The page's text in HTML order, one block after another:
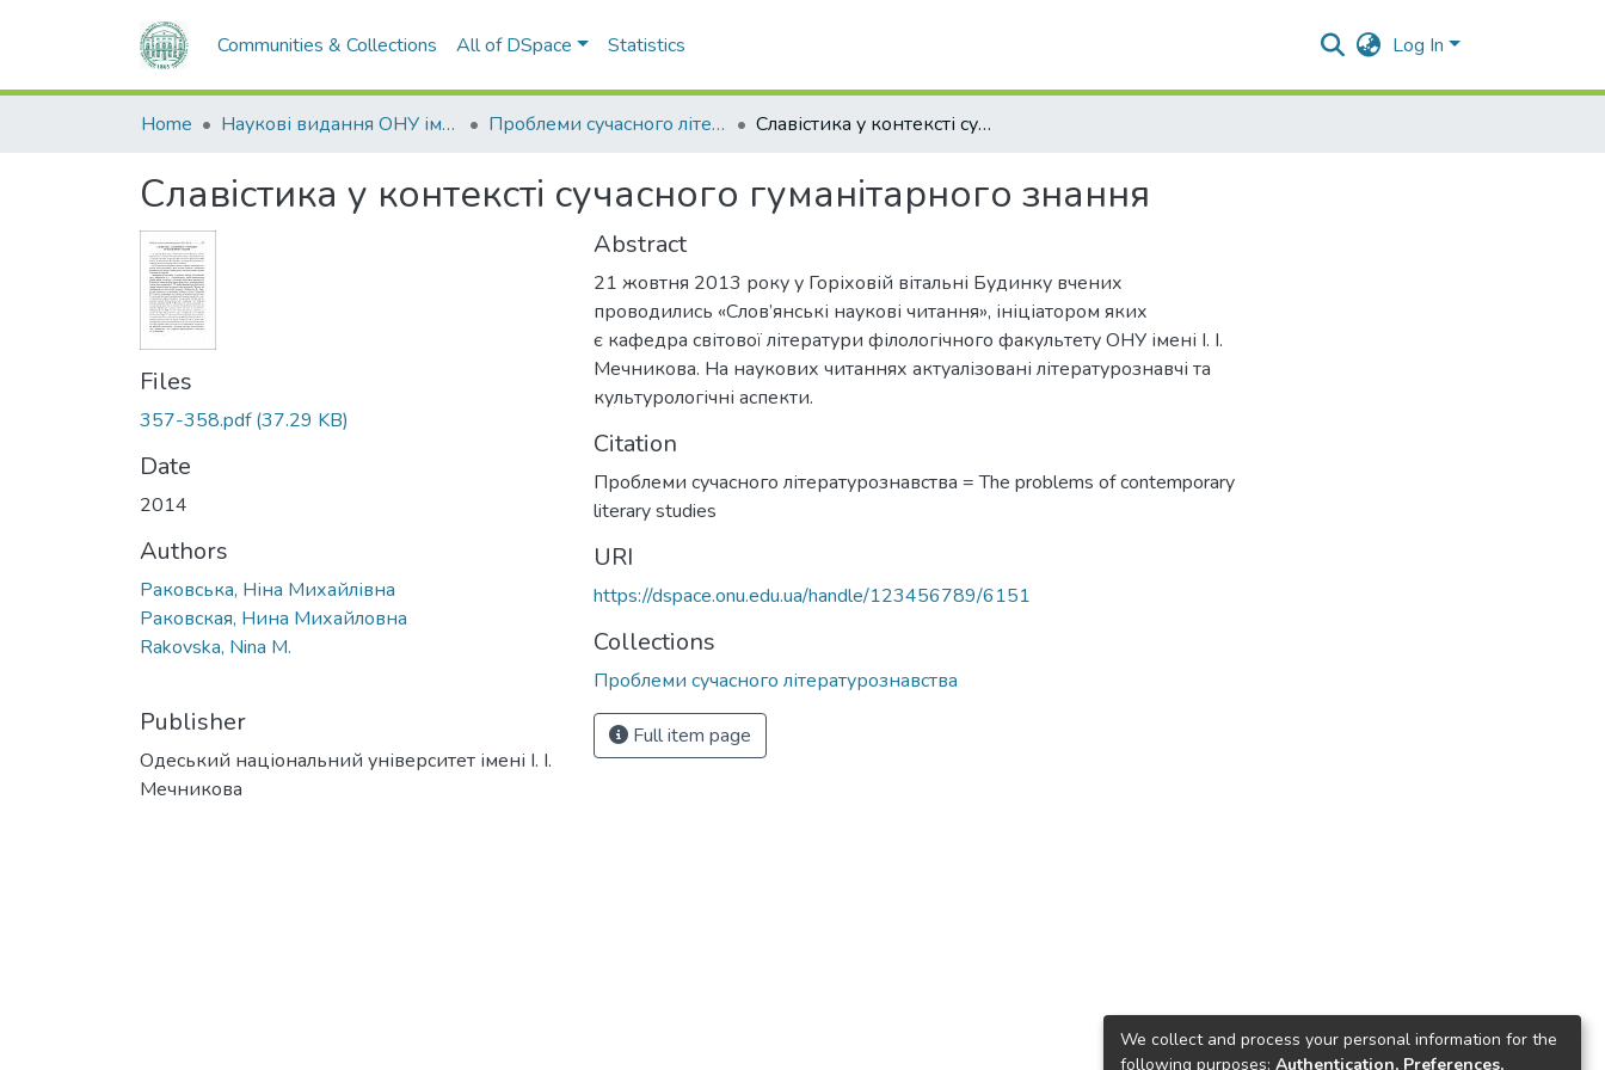
Communities & Collections All of DSpace Statistics Log In
Home Наукові видання ОНУ імені І. І. Мечникова Проблеми сучасного літературознавства Славістика у контексті сучасного гуманітарного знання
Славістика у контексті сучасного гуманітарного знання
Files
357-358.pdf(37.29 KB)
Date
2014
Authors
Раковська, Ніна Михайлівна
Раковская, Нина Михайловна
Rakovska, Nina M.
Publisher
Одеський національний університет імені І. І.
Мечникова
Abstract
21 жовтня 2013 року у Горіховій вітальні Будинку вчених
проводились «Слов’янські наукові читання», ініціатором яких
є кафедра світової літератури філологічного факультету ОНУ імені І. І.
Мечникова. На наукових читаннях актуалізовані літературознавчі та
культурологічні аспекти.
Citation
Проблеми сучасного літературознавства = The problems of contemporary
literary studies
URI
https://dspace.onu.edu.ua/handle/123456789/6151
Collections
Проблеми сучасного літературознавства
Full item page
We collect and process your personal information for the
following purposes: Authentication, Preferences,